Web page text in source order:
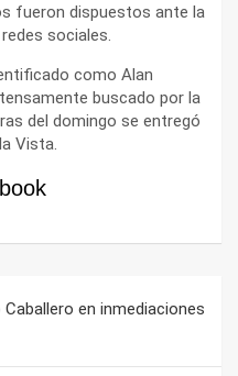
fueron dispuestos ante la
sociales.
como Alan
buscado por la
del domingo se entregó
Vista.
en inmediaciones